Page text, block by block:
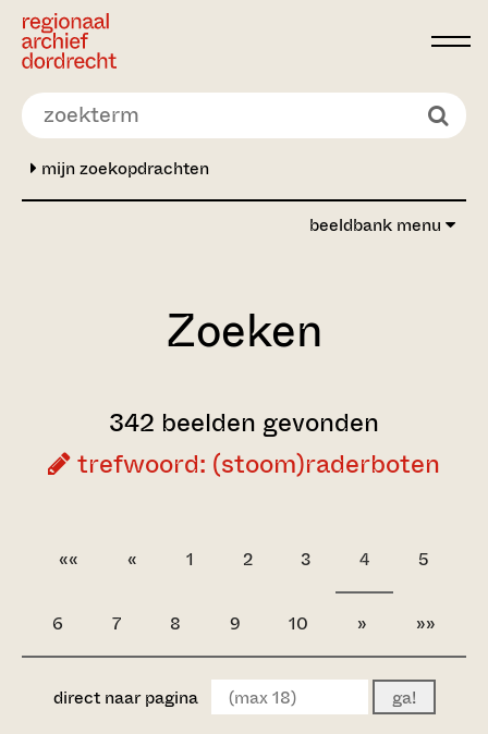
Ga direct naar de inhoud
mijn zoekopdrachten
beeldbank menu
Zoeken
342 beelden gevonden
trefwoord: (stoom)raderboten
«« « 1 2 3 4 5
6 7 8 9 10 » »»
direct naar pagina ga!